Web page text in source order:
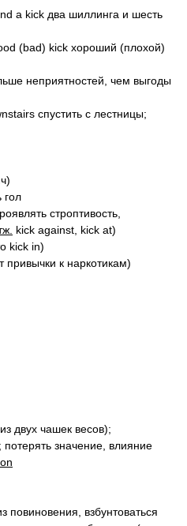
a kick два шиллинга и шесть
(bad) kick хороший (плохой)
неприятностей, чем выгоды
спустить с лестницы;
гол
строптивость,
kick against, kick at)
kick in)
привычки к наркотикам)
двух чашек весов);
значение, влияние
повиновения, взбунтоваться